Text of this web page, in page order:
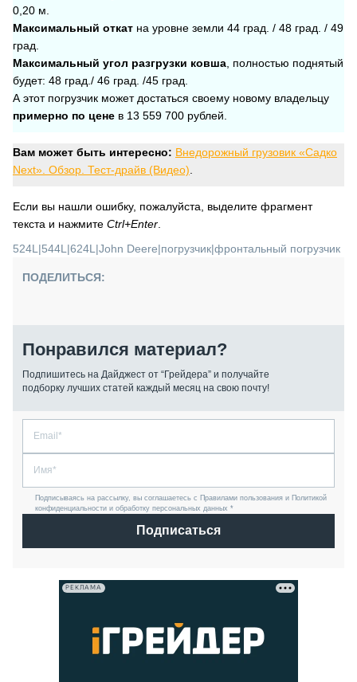
0,20 м.
Максимальный откат на уровне земли 44 град. / 48 град. / 49
град.
Максимальный угол разгрузки ковша , полностью поднятый
будет: 48 град./ 46 град. /45 град.
А этот погрузчик может достаться своему новому владельцу
примерно по цене в 13 559 700 рублей.
Вам может быть интересно: Внедорожный грузовик «Садко
Next». Обзор. Тест-драйв (Видео)
Если вы нашли ошибку, пожалуйста, выделите фрагмент
текста и нажмите Ctrl+Enter
524L |544L |624L |John Deere|погрузчик|фронтальный погрузчик
ПОДЕЛИТЬСЯ:
Понравился материал?
Подпишитесь на Дайджест от “Грейдера” и получайте
подборку лучших статей каждый месяц на свою почту!
Подписываясь на рассылку, вы соглашаетесь с Правилами пользования и Политикой
конфиденциальности и обработку персональных данных *
Подписаться
РЕКЛАМА